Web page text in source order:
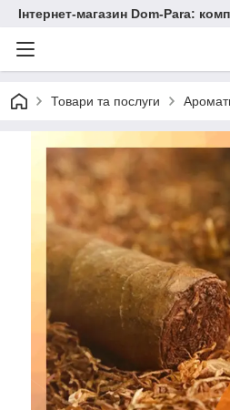
Інтернет-магазин Dom-Para:
Товари та послуги